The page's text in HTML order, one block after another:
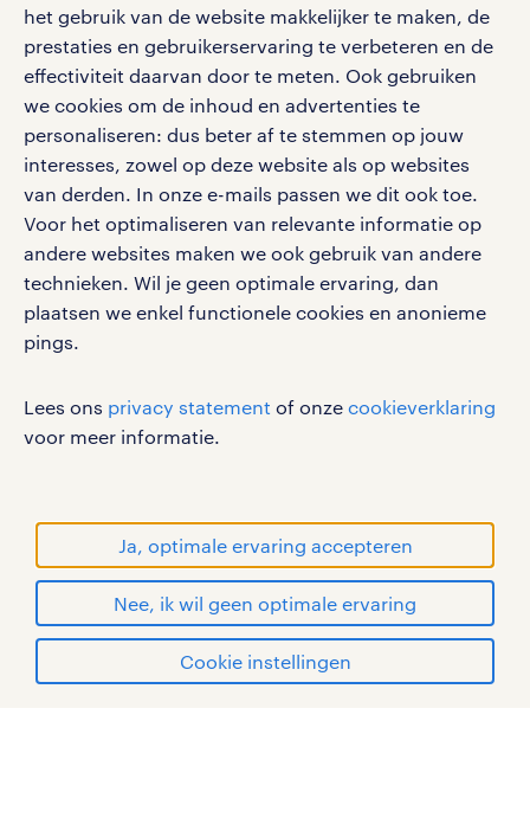
het gebruik van de website makkelijker te maken, de
prestaties en gebruikerservaring te verbeteren en de
effectiviteit daarvan door te meten. Ook gebruiken
we cookies om de inhoud en advertenties te
personaliseren: dus beter af te stemmen op jouw
interesses, zowel op deze website als op websites
van derden. In onze e-mails passen we dit ook toe.
Voor het optimaliseren van relevante informatie op
andere websites maken we ook gebruik van andere
technieken. Wil je geen optimale ervaring, dan
plaatsen we enkel functionele cookies en anonieme
pings.
Lees ons privacy statement of onze cookieverklaring
voor meer informatie.
Ja, optimale ervaring accepteren
Nee, ik wil geen optimale ervaring
Cookie instellingen
Volg ons voor de leukste content omtrent
vacatures, solliciteren en inspiratie.
werken bij randstad
gebruikersvoorwaarden
privacystatement
cookies
disclaimer
sitemap
RANDSTAD, HUMAN FORWARD en SHAPING THE
WORLD OF WORK zijn geregistreerde